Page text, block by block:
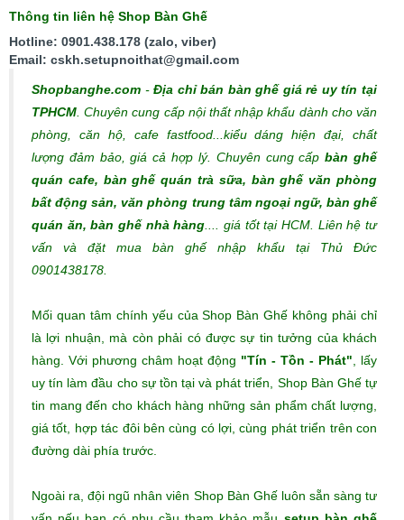
Thông tin liên hệ Shop Bàn Ghế
Hotline: 0901.438.178 (zalo, viber)
Email: cskh.setupnoithat@gmail.com
Shopbanghe.com -Địa chỉ bán bàn ghế giá rẻ uy tín tại
TPHCM . Chuyên cung cấp nội thất nhập khẩu dành cho văn
phòng, căn hộ, cafe fastfood...kiểu dáng hiện đại, chất
lượng đảm bảo, giá cả hợp lý. Chuyên cung cấpbàn ghế
quán cafe, bàn ghế quán trà sữa, bàn ghế văn phòng
bất động sản, văn phòng trung tâm ngoại ngữ, bàn ghế
quán ăn, bàn ghế nhà hàng .... giá tốt tại HCM. Liên hệ tư
vấn và đặt mua bàn ghế nhập khẩu tại Thủ Đức
0901438178.
Mối quan tâm chính yếu của Shop Bàn Ghế không phải chỉ
là lợi nhuận, mà còn phải có được sự tin tưởng của khách
hàng. Với phương châm hoạt động "Tín - Tồn - Phát" , lấy
uy tín làm đầu cho sự tồn tại và phát triển, Shop Bàn Ghế tự
tin mang đến cho khách hàng những sản phẩm chất lượng,
giá tốt, hợp tác đôi bên cùng có lợi, cùng phát triển trên con
đường dài phía trước.
Ngoài ra, đội ngũ nhân viên Shop Bàn Ghế luôn sẵn sàng tư